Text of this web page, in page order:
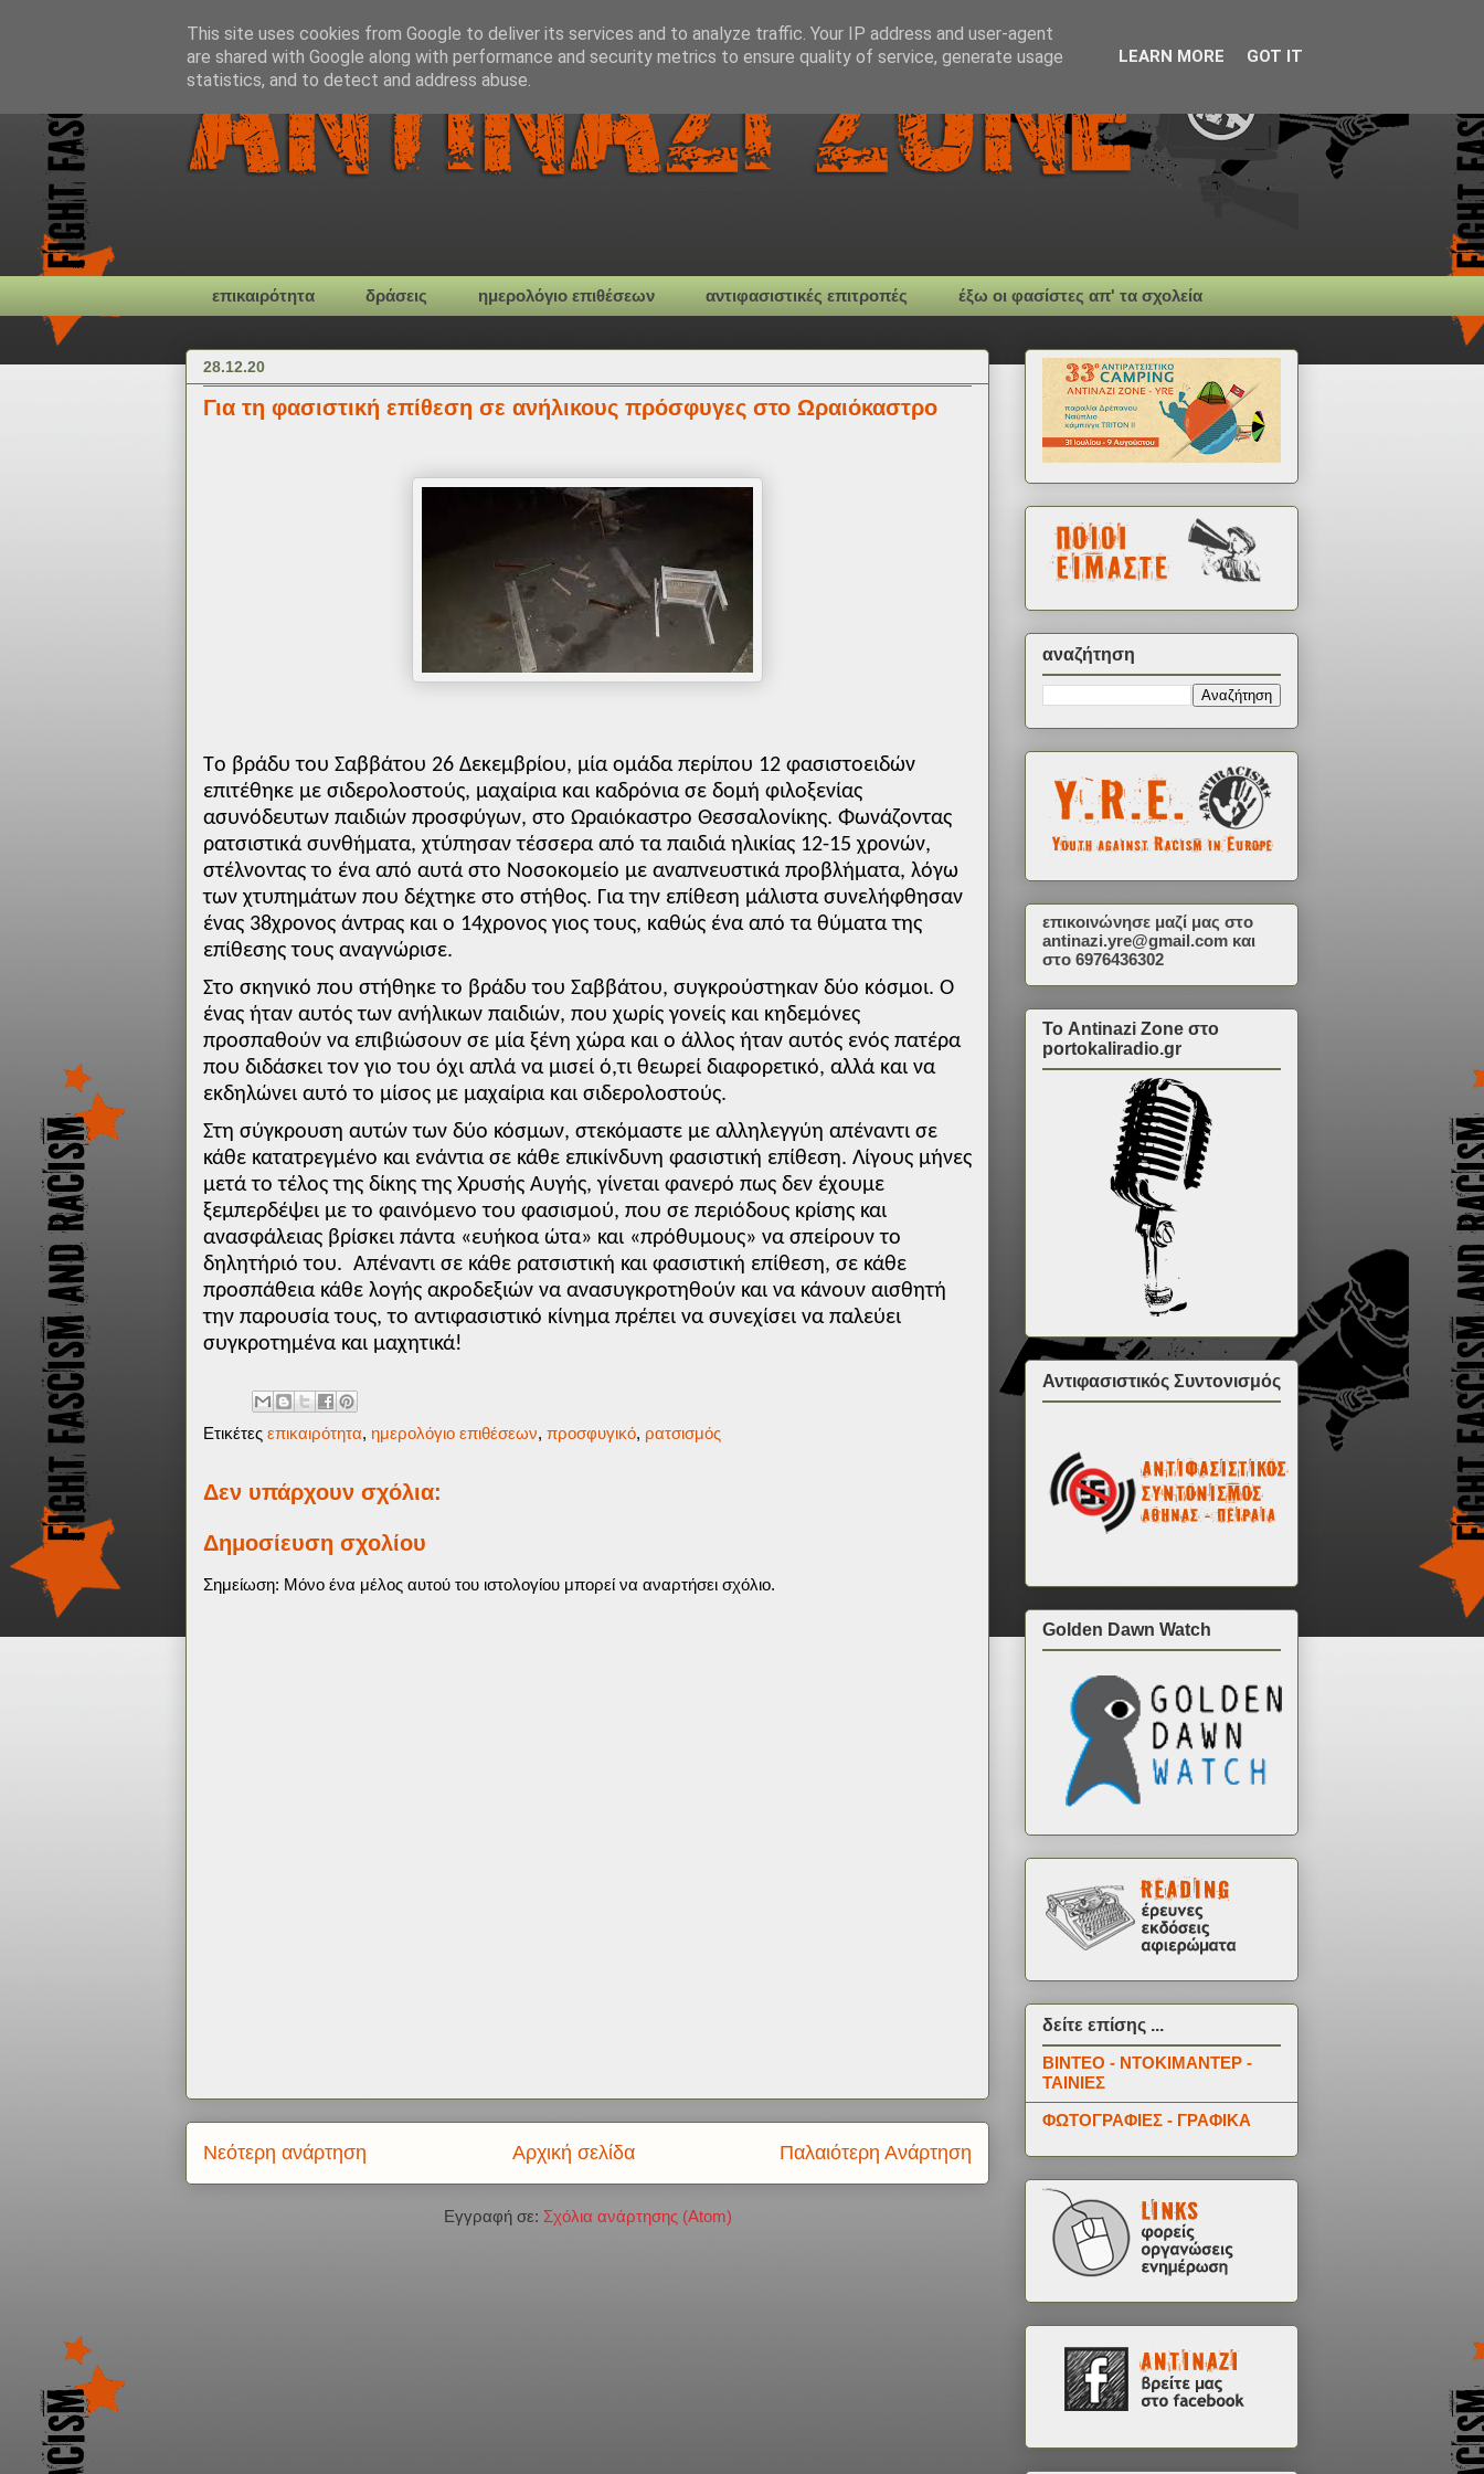
επικαιρότητα δράσεις ημερολόγιο επιθέσεων αντιφασιστικές επιτροπές έξω οι φασίστες απ' τα σχολεία
28.12.20
Για τη φασιστική επίθεση σε ανήλικους πρόσφυγες στο Ωραιόκαστρο
Το βράδυ του Σαββάτου 26 Δεκεμβρίου, μία ομάδα περίπου 12 φασιστοειδών
επιτέθηκε με σιδερολοστούς, μαχαίρια και καδρόνια σε δομή φιλοξενίας
ασυνόδευτων παιδιών προσφύγων, στο Ωραιόκαστρο Θεσσαλονίκης. Φωνάζοντας
ρατσιστικά συνθήματα, χτύπησαν τέσσερα από τα παιδιά ηλικίας 12-15 χρονών,
στέλνοντας το ένα από αυτά στο Νοσοκομείο με αναπνευστικά προβλήματα, λόγω
των χτυπημάτων που δέχτηκε στο στήθος. Για την επίθεση μάλιστα συνελήφθησαν
ένας 38χρονος άντρας και ο 14χρονος γιος τους, καθώς ένα από τα θύματα της
επίθεσης τους αναγνώρισε.
Στο σκηνικό που στήθηκε το βράδυ του Σαββάτου, συγκρούστηκαν δύο κόσμοι. Ο
ένας ήταν αυτός των ανήλικων παιδιών, που χωρίς γονείς και κηδεμόνες
προσπαθούν να επιβιώσουν σε μία ξένη χώρα και ο άλλος ήταν αυτός ενός πατέρα
που διδάσκει τον γιο του όχι απλά να μισεί ό,τι θεωρεί διαφορετικό, αλλά και να
εκδηλώνει αυτό το μίσος με μαχαίρια και σιδερολοστούς.
Στη σύγκρουση αυτών των δύο κόσμων, στεκόμαστε με αλληλεγγύη απέναντι σε
κάθε κατατρεγμένο και ενάντια σε κάθε επικίνδυνη φασιστική επίθεση. Λίγους μήνες
μετά το τέλος της δίκης της Χρυσής Αυγής, γίνεται φανερό πως δεν έχουμε
ξεμπερδέψει με το φαινόμενο του φασισμού, που σε περιόδους κρίσης και
ανασφάλειας βρίσκει πάντα «ευήκοα ώτα» και «πρόθυμους» να σπείρουν το
δηλητήριό του. Απέναντι σε κάθε ρατσιστική και φασιστική επίθεση, σε κάθε
προσπάθεια κάθε λογής ακροδεξιών να ανασυγκροτηθούν και να κάνουν αισθητή
την παρουσία τους, το αντιφασιστικό κίνημα πρέπει να συνεχίσει να παλεύει
συγκροτημένα και μαχητικά!
Ετικέτες επικαιρότητα, ημερολόγιο επιθέσεων, προσφυγικό, ρατσισμός
Δεν υπάρχουν σχόλια:
Δημοσίευση σχολίου
Σημείωση: Μόνο ένα μέλος αυτού του ιστολογίου μπορεί να αναρτήσει σχόλιο.
Νεότερη ανάρτηση Παλαιότερη Ανάρτηση
Αρχική σελίδα
Εγγραφή σε: Σχόλια ανάρτησης (Atom)
αναζήτηση
επικοινώνησε μαζί μας στο
antinazi.yre@gmail.com και
στο 6976436302
Το Antinazi Zone στο
portokaliradio.gr
Αντιφασιστικός Συντονισμός
Golden Dawn Watch
δείτε επίσης ...
ΒΙΝΤΕΟ - ΝΤΟΚΙΜΑΝΤΕΡ -
ΤΑΙΝΙΕΣ
ΦΩΤΟΓΡΑΦΙΕΣ - ΓΡΑΦΙΚΑ
This site uses cookies from Google to deliver its services and to analyze traffic. Your IP address and user-agent
are shared with Google along with performance and security metrics to ensure quality of service, generate usage
statistics, and to detect and address abuse.
LEARN MORE GOT IT